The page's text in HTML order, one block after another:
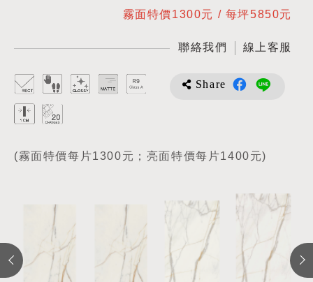
霧面特價1300元 / 每坪5850元
聯絡我們 線上客服
Share
(霧面特價每片1300元；亮面特價每片1400元)